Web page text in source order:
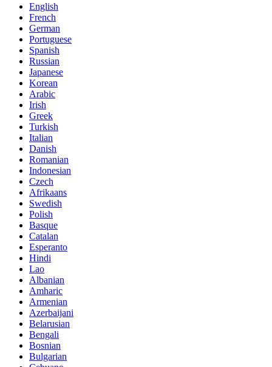
English
French
German
Portuguese
Spanish
Russian
Japanese
Korean
Arabic
Irish
Greek
Turkish
Italian
Danish
Romanian
Indonesian
Czech
Afrikaans
Swedish
Polish
Basque
Catalan
Esperanto
Hindi
Lao
Albanian
Amharic
Armenian
Azerbaijani
Belarusian
Bengali
Bosnian
Bulgarian